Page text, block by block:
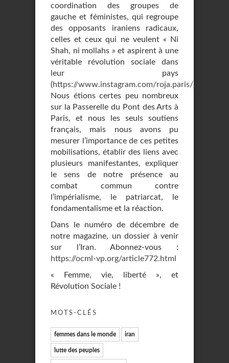
coordination des groupes de
gauche et féministes, qui regroupe
des opposants iraniens radicaux,
celles et ceux qui ne veulent « Ni
Shah, ni mollahs » et aspirent à une
véritable révolution sociale dans
leur pays
(https://www.instagram.com/roja.paris/
Nous étions certes peu nombreux
sur la Passerelle du Pont des Arts à
Paris, et nous les seuls soutiens
français, mais nous avons pu
mesurer l’importance de ces petites
mobilisations, établir des liens avec
plusieurs manifestantes, expliquer
le sens de notre présence au
combat commun contre
l’impérialisme, le patriarcat, le
fondamentalisme et la réaction.
Dans le numéro de décembre de
notre magazine, un dossier à venir
sur l’Iran. Abonnez-vous :
https://ocml-vp.org/article772.html
« Femme, vie, liberté », et
Révolution Sociale !
MOTS-CLÉS
femmes dans le monde iran
lutte des peuples